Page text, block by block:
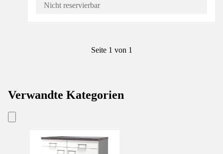
Nicht reservierbar
Seite 1 von 1
Verwandte Kategorien